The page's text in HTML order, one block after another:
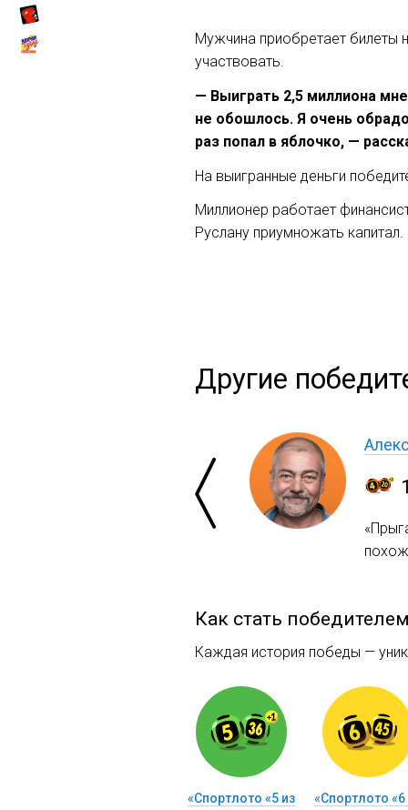
Мужчина приобретает билеты
участвовать.
— Выиграть 2,5 миллиона
не обошлось. Я очень
раз попал в яблочко, —
На выигранные деньги
Миллионер работает
Руслану приумножать капитал.
Другие
Как стать
Каждая история победы —
«Спортлото «5 из
«Спортлото «6